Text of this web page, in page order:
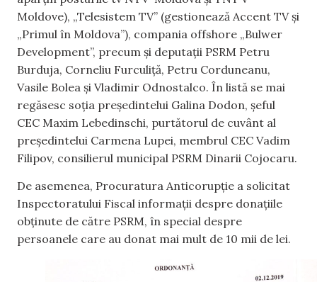
Moldove), „Telesistem TV” (gestionează Accent TV și
„Primul în Moldova”), compania offshore „Bulwer
Development”, precum și deputații PSRM Petru
Burduja, Corneliu Furculiță, Petru Corduneanu,
Vasile Bolea și Vladimir Odnostalco. În listă se mai
regăsesc soția președintelui Galina Dodon, șeful
CEC Maxim Lebedinschi, purtătorul de cuvânt al
președintelui Carmena Lupei, membrul CEC Vadim
Filipov, consilierul municipal PSRM Dinarii Cojocaru.
De asemenea, Procuratura Anticorupție a solicitat
Inspectoratului Fiscal informații despre donațiile
obținute de către PSRM, în special despre
persoanele care au donat mai mult de 10 mii de lei.